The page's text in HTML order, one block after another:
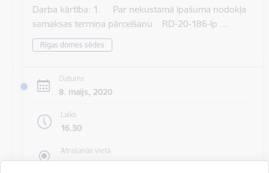
Darba kārtība: 1. Par nekustamā īpašuma nodokļa
samaksas termiņa pārcelšanu RD-20-186-lp …
Rīgas domes sēdes
Datums
8. maijs, 2020
Laiks
16.30
Atrašanās vieta
Rīgas domes sēžu zāle